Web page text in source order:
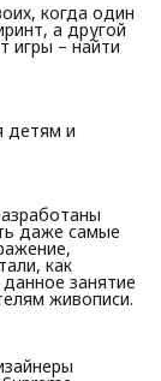
когда один
а другой
игры – найти
детям и
даже самые
как
занятие
живописи.